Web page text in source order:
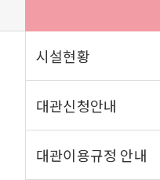
시설현황
대관신청안내
대관이용규정 안내